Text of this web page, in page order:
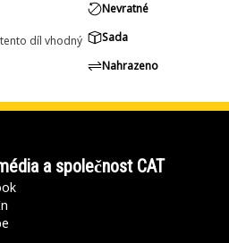
díl vhodný
Nevratné
Sada
Nahrazeno
a společnost CAT